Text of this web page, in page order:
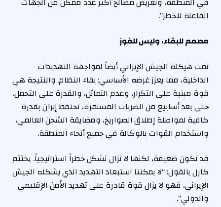
الفاعلة للخطر”.
مصمم للبقاء، وليس للفوز
تمت هيكلة الجيش الإيراني أيضاً لمواجهة التهديدات
الداخلية، مما يعزز غرضه الأساسي: بقاء النظام. والنتيجة هي
قوة مبنية على التكرار، وعدم التماثل، والقدرة على التحمل.
حتى بعد أسابيع من الضربات المستمرة، تحتفظ إيران بقدرة
كافية لمواصلة إطلاق الصواريخ، ومضايقة الشحن العالمي،
واستخدام القوات بالوكالة في جميع أنحاء المنطقة.
قد تكون ضعيفة، لكنها لا تزال تشكل خطراً استراتيجياً. يختتم
كارل بالقول: “لا يمكننا استبعاد التهديد الذي يشكله الجيش
الإيراني، فهو لا يزال قوة قادرة على تهديد الأمن الإقليمي
والدولي”.